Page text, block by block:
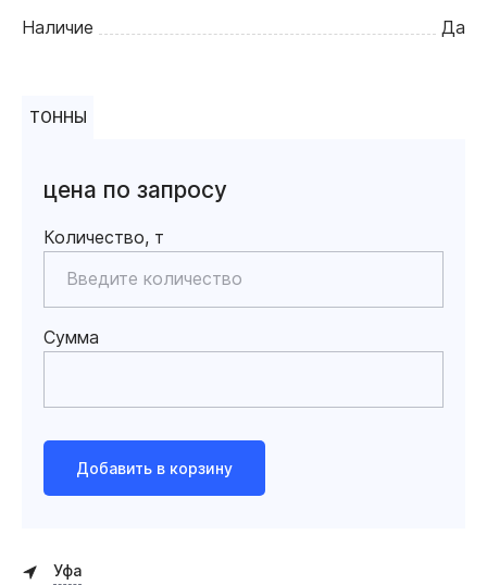
Наличие
Да
ТОННЫ
цена по запросу
Количество, т
Сумма
Добавить в корзину
Уфа